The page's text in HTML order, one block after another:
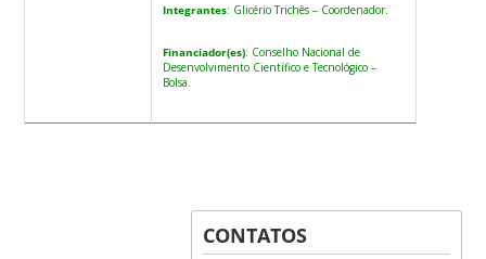
Integrantes: Glicério Trichês – Coordenador.
Financiador(es): Conselho Nacional de
Desenvolvimento Científico e Tecnológico –
Bolsa.
CONTATOS